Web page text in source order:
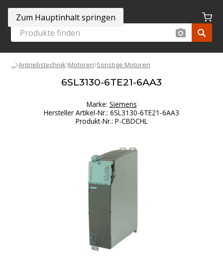
Zum Hauptinhalt springen
Antriebstechnik Motoren Sonstige Motoren
6SL3130-6TE21-6AA3
Marke: Siemens
Hersteller Artikel-Nr.: 6SL3130-6TE21-6AA3
Produkt-Nr.: P-CBDCHL